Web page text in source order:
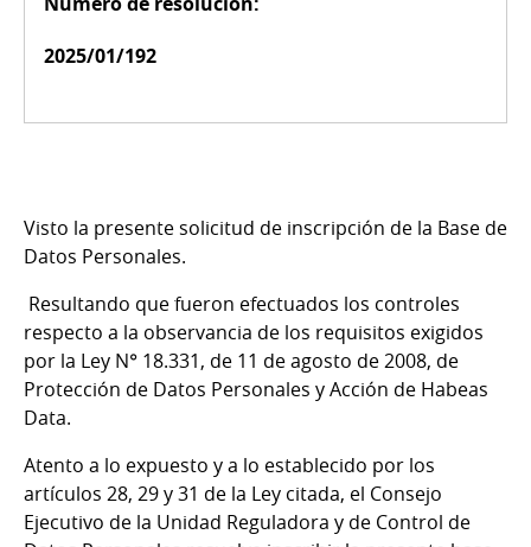
2025/01/192
Visto la presente solicitud de inscripción de la Base de
Datos Personales.
Resultando que fueron efectuados los controles
respecto a la observancia de los requisitos exigidos
por la Ley N° 18.331, de 11 de agosto de 2008, de
Protección de Datos Personales y Acción de Habeas
Data.
Atento a lo expuesto y a lo establecido por los
artículos 28, 29 y 31 de la Ley citada, el Consejo
Ejecutivo de la Unidad Reguladora y de Control de